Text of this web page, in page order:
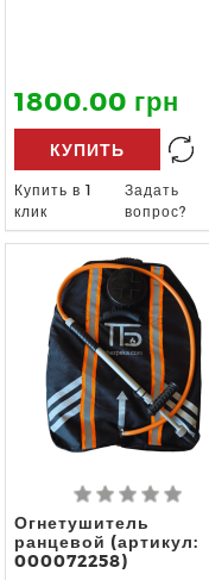
1800.00 грн
КУПИТЬ
Купить в 1
клик
Задать
вопрос?
Огнетушитель
ранцевой (артикул:
000072258)